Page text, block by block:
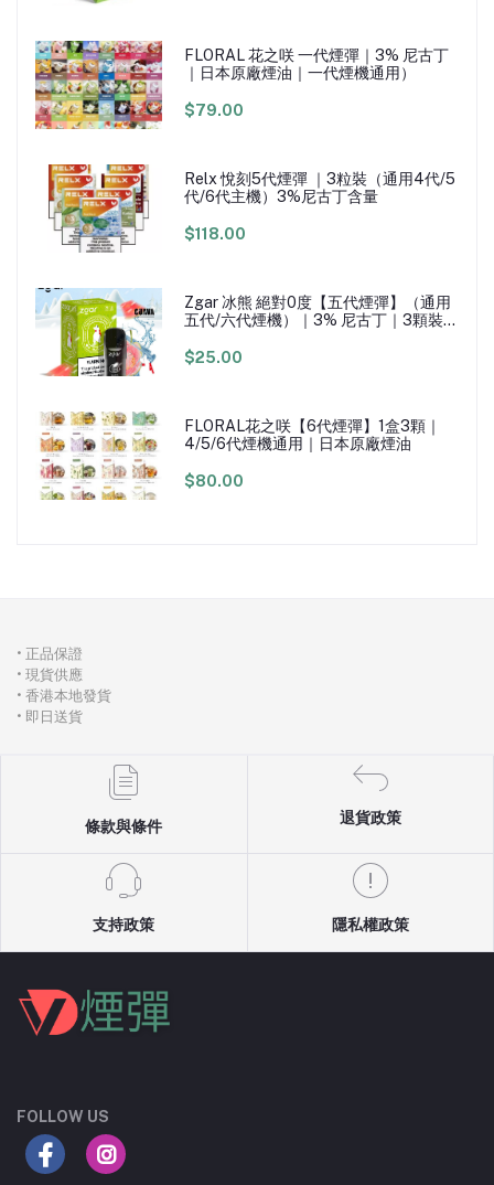
FLORAL 花之咲 一代煙彈｜3% 尼古丁
｜日本原廠煙油｜一代煙機通用）
$79.00
Relx 悅刻5代煙彈 ｜3粒裝（通用4代/5
代/6代主機）3%尼古丁含量
$118.00
Zgar 冰熊 絕對0度【五代煙彈】（通用
五代/六代煙機）｜3% 尼古丁｜3顆裝｜
$25.00
FLORAL花之咲【6代煙彈】1盒3顆｜
4/5/6代煙機通用｜日本原廠煙油
$80.00
• 正品保證
• 現貨供應
• 香港本地發貨
• 即日送貨
條款與條件
退貨政策
支持政策 隱私權政策
FOLLOW US